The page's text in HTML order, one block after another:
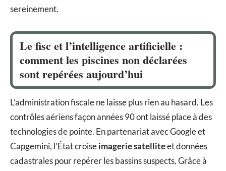
sereinement.
Le fisc et l’intelligence artificielle :
comment les piscines non déclarées
sont repérées aujourd’hui
L’administration fiscale ne laisse plus rien au hasard. Les
contrôles aériens façon années 90 ont laissé place à des
technologies de pointe. En partenariat avec Google et
Capgemini, l’État croiseimagerie satelliteet données
cadastrales pour repérer les bassins suspects. Grâce à